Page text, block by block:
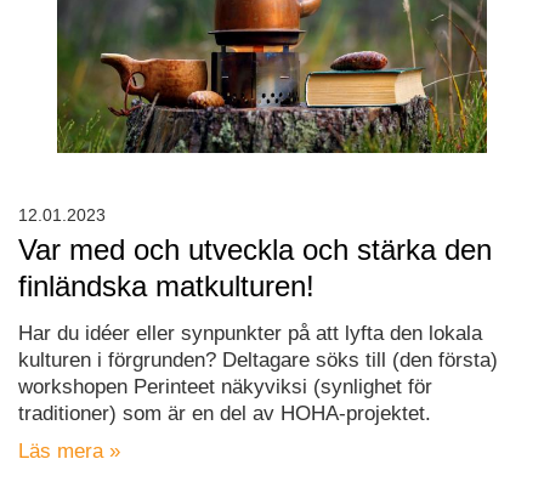
Var med och utveckla och stärka den
finländska matkulturen!
Har du idéer eller synpunkter på att lyfta den lokala
kulturen i förgrunden? Deltagare söks till (den första)
workshopen Perinteet näkyviksi (synlighet för
traditioner) som är en del av HOHA-projektet.
Läs mera »
12.01.2023